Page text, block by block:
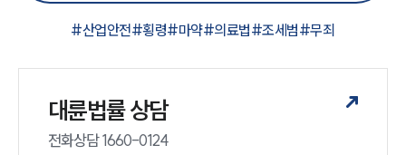
소식/자료
법률 블로그
뉴스레터/브로슈어
#산업안전#횡령#마약#의료법#조세범#무죄
대륜법률 상담
전화상담 1660-0124